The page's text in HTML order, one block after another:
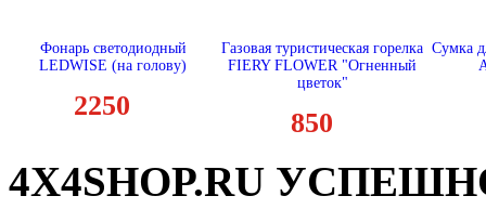
Фонарь светодиодный
LEDWISE (на голову)
2250
Газовая туристическая горелка
FIERY FLOWER "Огненный
цветок"
850
Сумка
4X4SHOP.RU